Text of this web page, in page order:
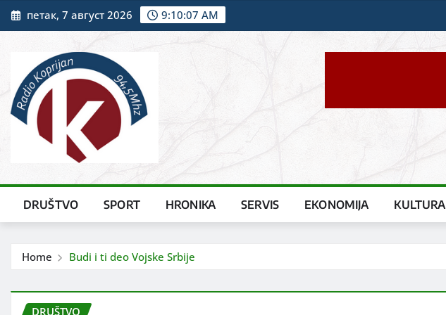
Skip
to
петак, 7 август 2026 9:10:09 AM
DRUŠTVO SPORT HRONIKA SERVIS EKONOMIJA KULTURA
Home Budi i ti deo Vojske Srbije
DRUŠTVO